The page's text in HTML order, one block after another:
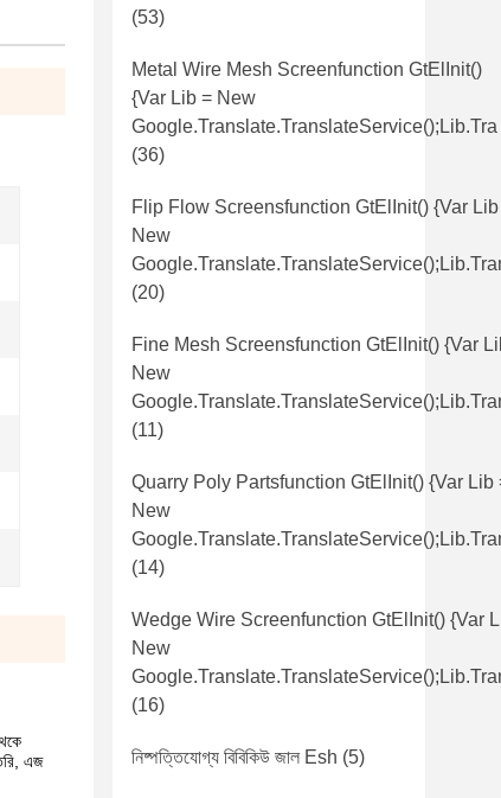
এজ
(53)
Metal Wire Mesh Screenfunction GtElInit()
{var Lib = New
Google.translate.TranslateService();lib.tra
(36)
Flip Flow Screensfunction GtElInit() {var
New
(20)
Fine Mesh Screensfunction GtElInit() {var
New
(11)
Quarry Poly Partsfunction GtElInit() {var Lib
New
(14)
Wedge Wire Screenfunction GtElInit() {var
New
(16)
নিষ্পত্তিযোগ্য বিবিকিউ জাল Esh (5)